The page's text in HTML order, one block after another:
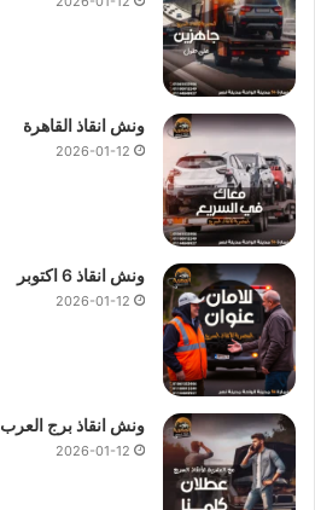
ونش انقاذ القاهرة
2026-01-12
ونش انقاذ 6 اكتوبر
2026-01-12
ونش انقاذ برج العرب
2026-01-12